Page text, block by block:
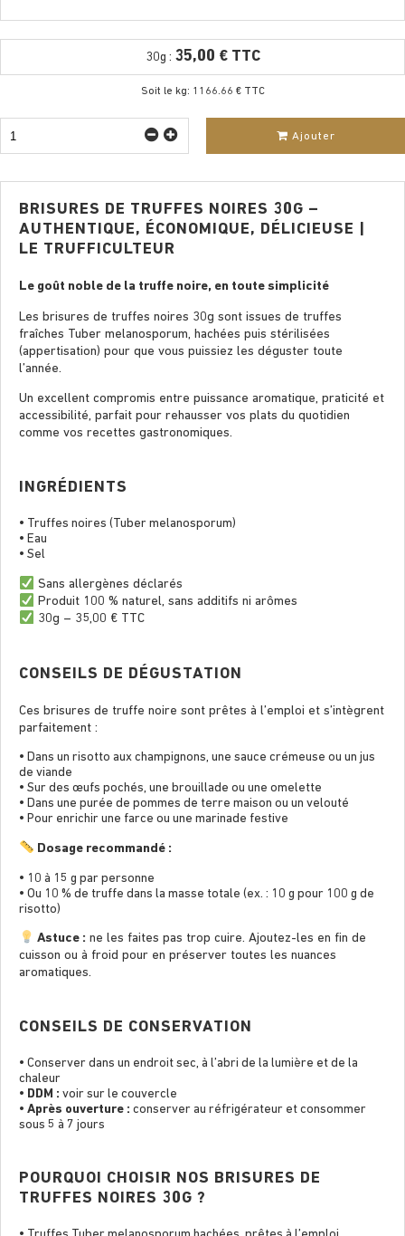
30g : 35,00 € TTC
Soit le kg: 1166.66 € TTC
Ajouter
BRISURES DE TRUFFES NOIRES 30G –
AUTHENTIQUE, ÉCONOMIQUE, DÉLICIEUSE |
LE TRUFFICULTEUR
Le goût noble de la truffe noire, en toute simplicité
Les brisures de truffes noires 30g sont issues de truffes
fraîches Tuber melanosporum, hachées puis stérilisées
(appertisation) pour que vous puissiez les déguster toute
l’année.
Un excellent compromis entre puissance aromatique, praticité et
accessibilité, parfait pour rehausser vos plats du quotidien
comme vos recettes gastronomiques.
INGRÉDIENTS
• Truffes noires (Tuber melanosporum)
• Eau
• Sel
Sans allergènes déclarés
Produit 100 % naturel, sans additifs ni arômes
30g – 35,00 € TTC
CONSEILS DE DÉGUSTATION
Ces brisures de truffe noire sont prêtes à l’emploi et s’intègrent
parfaitement :
• Dans un risotto aux champignons, une sauce crémeuse ou un jus
de viande
• Sur des œufs pochés, une brouillade ou une omelette
• Dans une purée de pommes de terre maison ou un velouté
• Pour enrichir une farce ou une marinade festive
Dosage recommandé :
• 10 à 15 g par personne
• Ou 10 % de truffe dans la masse totale (ex. : 10 g pour 100 g de
risotto)
Astuce : ne les faites pas trop cuire. Ajoutez-les en ﬁn de
cuisson ou à froid pour en préserver toutes les nuances
aromatiques.
CONSEILS DE CONSERVATION
• Conserver dans un endroit sec, à l’abri de la lumière et de la
chaleur
• DDM : voir sur le couvercle
• Après ouverture : conserver au réfrigérateur et consommer
sous 5 à 7 jours
POURQUOI CHOISIR NOS BRISURES DE
TRUFFES NOIRES 30G ?